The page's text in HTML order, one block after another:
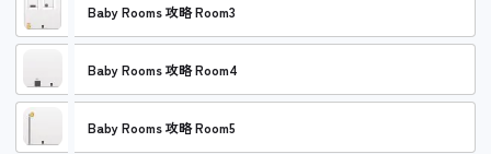
Baby Rooms 攻略 Room3
Baby Rooms 攻略 Room4
Baby Rooms 攻略 Room5